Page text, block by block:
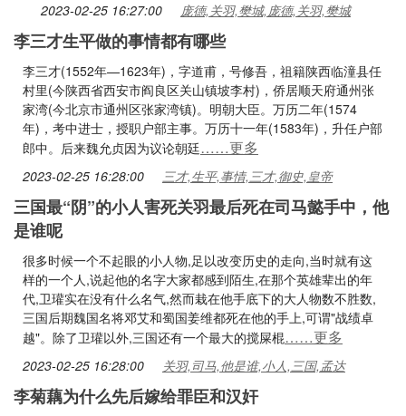
2023-02-25 16:27:00 庞德,关羽,樊城,庞德,关羽,樊城
李三才生平做的事情都有哪些
李三才(1552年—1623年)，字道甫，号修吾，祖籍陕西临潼县任
村里(今陕西省西安市阎良区关山镇坡李村)，侨居顺天府通州张
家湾(今北京市通州区张家湾镇)。明朝大臣。万历二年(1574
年)，考中进士，授职户部主事。万历十一年(1583年)，升任户部
郎中。后来魏允贞因为议论朝廷……更多
2023-02-25 16:28:00 三才,生平,事情,三才,御史,皇帝
三国最“阴”的小人害死关羽最后死在司马懿手中，他
是谁呢
很多时候一个不起眼的小人物,足以改变历史的走向,当时就有这
样的一个人,说起他的名字大家都感到陌生,在那个英雄辈出的年
代,卫瓘实在没有什么名气,然而栽在他手底下的大人物数不胜数,
三国后期魏国名将邓艾和蜀国姜维都死在他的手上,可谓"战绩卓
越"。除了卫瓘以外,三国还有一个最大的搅屎棍……更多
2023-02-25 16:28:00 关羽,司马,他是谁,小人,三国,孟达
李菊藕为什么先后嫁给罪臣和汉奸